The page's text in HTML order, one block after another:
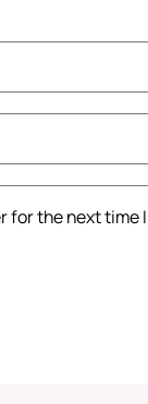
for the next time